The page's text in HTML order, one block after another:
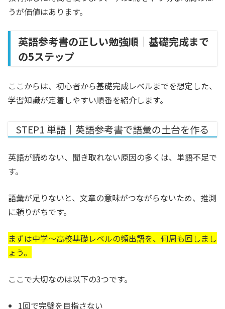
うが価値はあります。
英語参考書の正しい勉強順｜基礎完成まで
の5ステップ
ここからは、初心者から基礎完成レベルまでを想定した、
学習知識が定着しやすい順番を紹介します。
STEP1 単語｜英語参考書で語彙の土台を作る
英語が読めない、聞き取れない原因の多くは、単語不足で
す。
語彙が足りないと、文章の意味がつながらないため、推測
に頼りがちです。
まずは中学〜高校基礎レベルの頻出語を、何周も回しまし
ょう。
ここで大切なのは以下の3つです。
1回で完璧を目指さない